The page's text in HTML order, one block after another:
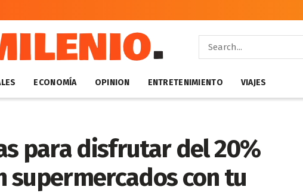
ECONOMÍA OPINION ENTRETENIMIENTO VIAJES
para disfrutar del 20%
supermercados con tu